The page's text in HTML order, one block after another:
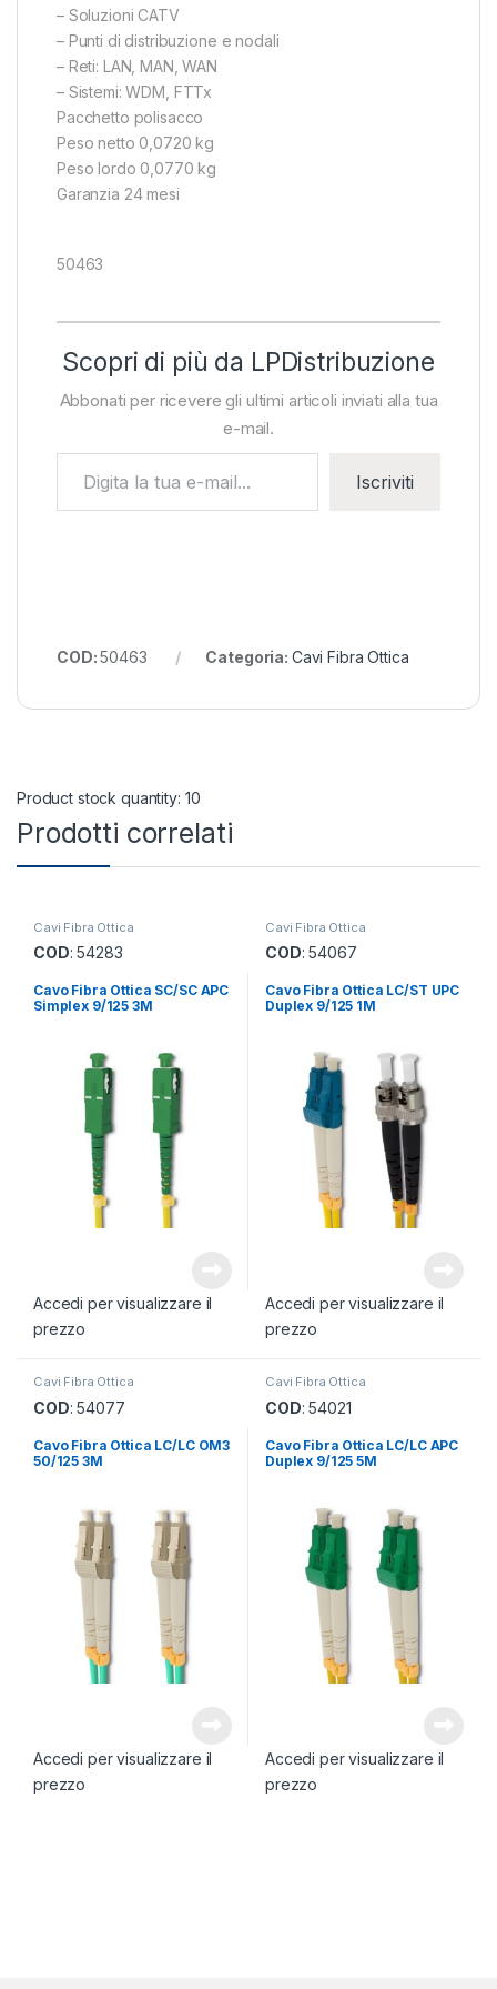
– Soluzioni CATV
– Punti di distribuzione e nodali
– Reti: LAN, MAN, WAN
– Sistemi: WDM, FTTx
Pacchetto polisacco
Peso netto 0,0720 kg
Peso lordo 0,0770 kg
Garanzia 24 mesi
50463
Scopri di più da LPDistribuzione
Abbonati per ricevere gli ultimi articoli inviati alla tua
e-mail.
Iscriviti
COD:50463 Categoria: Cavi Fibra Ottica
Product stock quantity: 10
Prodotti correlati
Cavi Fibra Ottica
COD: 54283
Cavo Fibra Ottica SC/SC APC
Simplex 9/125 3M
Accedi per visualizzare il
prezzo
Cavi Fibra Ottica
COD: 54067
Cavo Fibra Ottica LC/ST UPC
Duplex 9/125 1M
Accedi per visualizzare il
prezzo
Cavi Fibra Ottica
COD: 54077
Cavo Fibra Ottica LC/LC OM3
50/125 3M
Accedi per visualizzare il
prezzo
Cavi Fibra Ottica
COD: 54021
Cavo Fibra Ottica LC/LC APC
Duplex 9/125 5M
Accedi per visualizzare il
prezzo